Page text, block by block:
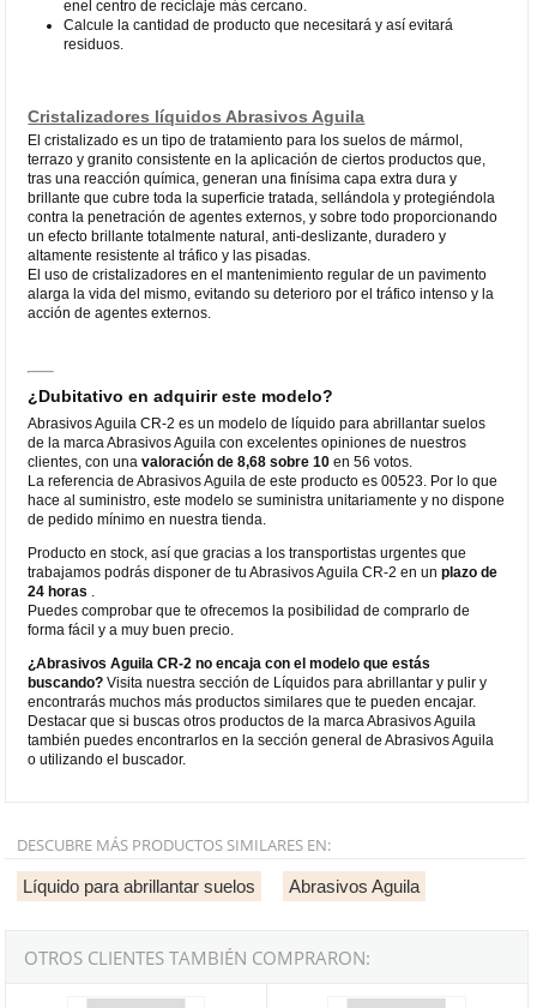
enel centro de reciclaje más cercano.
Calcule la cantidad de producto que necesitará y así evitará
residuos.
Cristalizadores líquidos Abrasivos Aguila
El cristalizado es un tipo de tratamiento para los suelos de mármol,
terrazo y granito consistente en la aplicación de ciertos productos que,
tras una reacción química, generan una finísima capa extra dura y
brillante que cubre toda la superficie tratada, sellándola y protegiéndola
contra la penetración de agentes externos, y sobre todo proporcionando
un efecto brillante totalmente natural, anti-deslizante, duradero y
altamente resistente al tráfico y las pisadas.
El uso de cristalizadores en el mantenimiento regular de un pavimento
alarga la vida del mismo, evitando su deterioro por el tráfico intenso y la
acción de agentes externos.
¿Dubitativo en adquirir este modelo?
Abrasivos Aguila CR-2 es un modelo de líquido para abrillantar suelos
de la marca Abrasivos Aguila con excelentes opiniones de nuestros
clientes, con unavaloración de 8,68 sobre 10 en 56 votos.
La referencia de Abrasivos Aguila de este producto es 00523. Por lo que
hace al suministro, este modelo se suministra unitariamente y no dispone
de pedido mínimo en nuestra tienda.
Producto en stock, así que gracias a los transportistas urgentes que
trabajamos podrás disponer de tu Abrasivos Aguila CR-2 en unplazo de
24 horas
Puedes comprobar que te ofrecemos la posibilidad de comprarlo de
forma fácil y a muy buen precio.
¿Abrasivos Aguila CR-2 no encaja con el modelo que estás
buscando? Visita nuestra sección de Líquidos para abrillantar y pulir y
encontrarás muchos más productos similares que te pueden encajar.
Destacar que si buscas otros productos de la marca Abrasivos Aguila
también puedes encontrarlos en la sección general de Abrasivos Aguila
o utilizando el buscador.
DESCUBRE MÁS PRODUCTOS SIMILARES EN:
Líquido para abrillantar suelos Abrasivos Aguila
OTROS CLIENTES TAMBIÉN COMPRARON:
Abrasivos Aguila CR-8 Abrasivos Aguila CR-1